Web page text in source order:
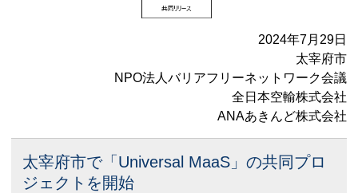
2024年7月29日
太宰府市
NPO法人バリアフリーネットワーク会議
全日本空輸株式会社
ANAあきんど株式会社
太宰府市で「Universal MaaS」の共同プロ
ジェクトを開始